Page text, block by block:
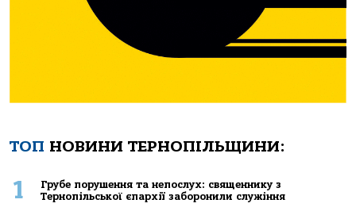
ТОП НОВИНИ ТЕРНОПІЛЬЩИНИ:
1
Грубе порушення та непослух: священнику з
Тернопільської єпархії заборонили служіння